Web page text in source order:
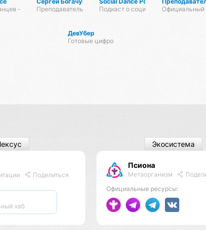
– сальса, бачата и кизомба.
Преподаватель сальсы и бачатыПодкаст о социальных танцах
Официальный
ДевУбер
Готовые цифровые решения
Поделиться
хаб
Псиона
Метаорганизм
Официальные ресурсы:
Экосистема